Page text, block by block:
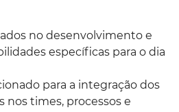
no desenvolvimento e
específicas para o dia
para a integração dos
nos times, processos e